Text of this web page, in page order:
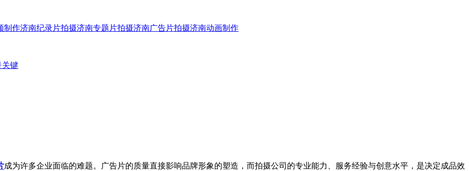
制作济南纪录片拍摄济南专题片拍摄济南广告片拍摄济南动画制作
关键
成为许多企业面临的难题。广告片的质量直接影响品牌形象的塑造，而拍摄公司的专业能力、服务经验与创意水平，是决定成品效